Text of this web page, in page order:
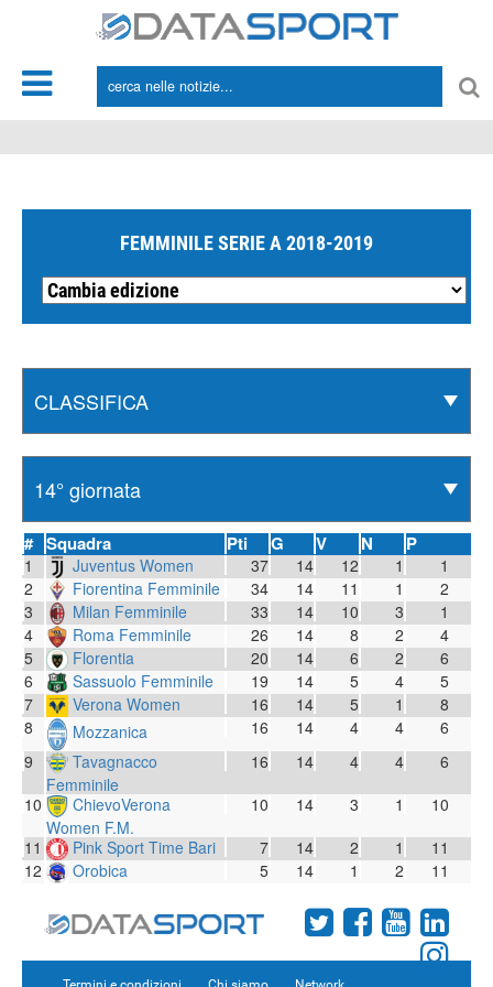
FEMMINILE SERIE A 2018-2019
# Squadra Pti G V N P
1 Juventus Women 37 14 12 1
1
2
Fiorentina Femminile 34 14 11 1
2
3
Milan Femminile 33 14 10 3
1
4
Roma Femminile 26 14 8 2
4
5
Florentia 20 14 6 2
6
6
Sassuolo Femminile 19 14 5 4
5
7
Verona Women 16 14 5 1
8
8
Mozzanica 16 14 4 4
6
9
Tavagnacco
Femminile
16 14 4 4
6
10
ChievoVerona
Women F.M.
10 14 3 1
10
11
Pink Sport Time Bari 7 14 2 1
11
12
Orobica 5 14 1 2 11